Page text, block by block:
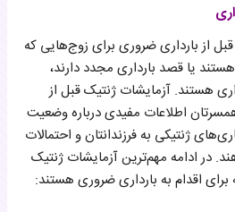
از بارداری ضروری برای زوج‌هایی که
هستند یا قصد بارداری مجدد دارند،
هستند. آزمایشات ژنتیک قبل از
اطلاعات مفیدی درباره وضعیت
ژنتیکی به فرزندانتان و احتمالات
در ادامه مهم‌ترین آزمایشات ژنتیک
برای اقدام به بارداری ضروری هستند: